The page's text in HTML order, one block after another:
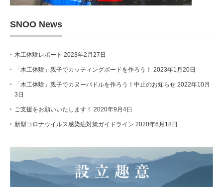
SNOO News
木工体験レポート 2023年2月27日
「木工体験」親子でカッティングボードを作ろう！ 2023年1月20日
「木工体験」親子でカヌーパドルを作ろう！中止のお知らせ 2022年10月
3日
ご支援をお願いいたします！ 2020年9月4日
新型コロナウイルス感染症対策ガイドライン 2020年6月18日